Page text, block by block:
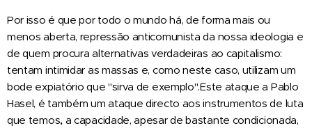
Por isso é que por todo o mundo há, de forma mais ou
menos aberta, repressão anticomunista da nossa ideologia e
de quem procura alternativas verdadeiras ao capitalismo:
tentam intimidar as massas e, como neste caso, utilizam um
bode expiatório que "sirva de exemplo".Este ataque a Pablo
Hasel, é também um ataque directo aos instrumentos de luta
que temos,a capacidade, apesar de bastante condicionada,